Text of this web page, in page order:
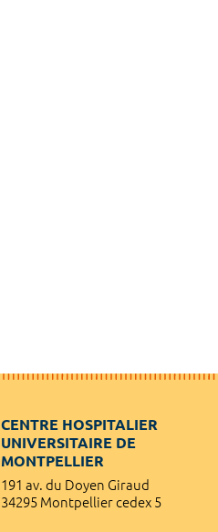
CENTRE HOSPITALIER
UNIVERSITAIRE DE
MONTPELLIER
191 av. du Doyen Giraud
34295 Montpellier cedex 5